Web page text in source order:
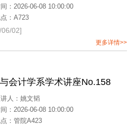
： 2026-06-08 10:00:00
： A723
02]
更多详情>>
会计学系学术讲座No.158
人： 姚文韬
： 2026-06-08 10:00:00
： 管院A423